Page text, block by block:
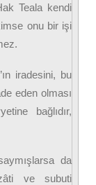
Teala kendi
onu bir işi
iradesini, bu
eden olması
bağlıdır,
da
ve subuti